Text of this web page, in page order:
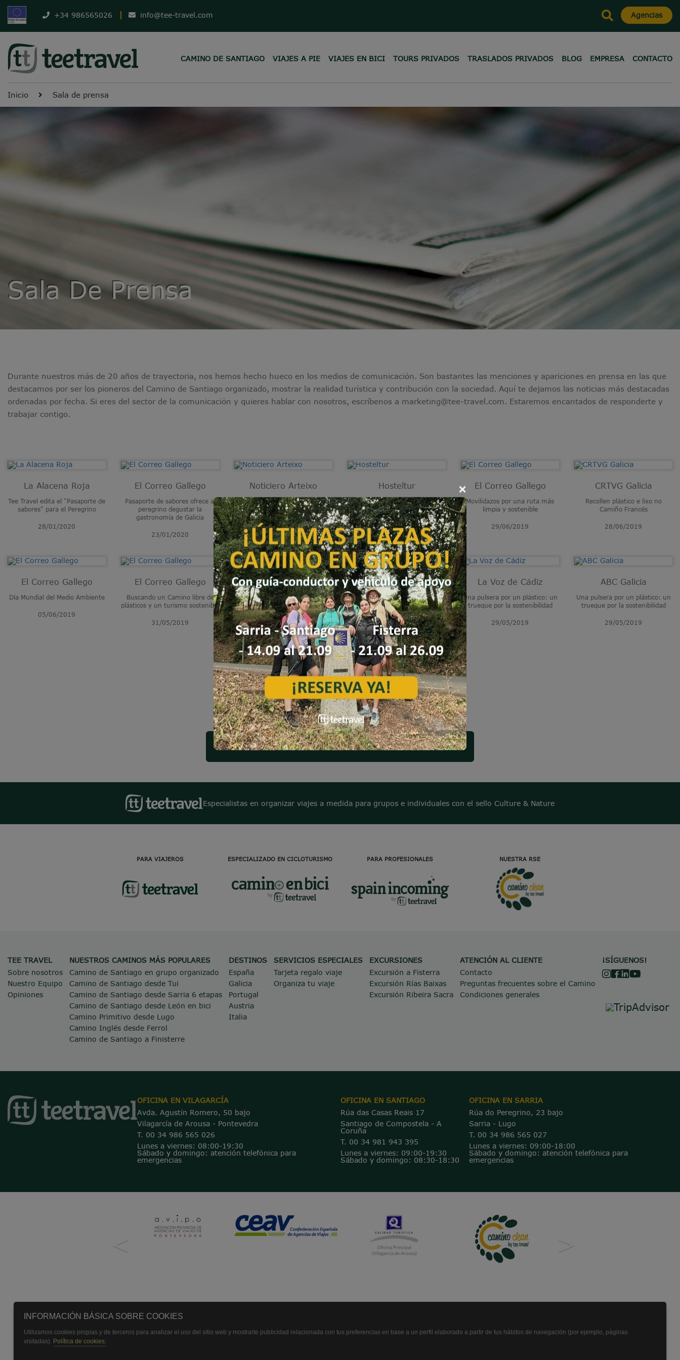
+34 986565026 info@tee-travel.com Agencias
CAMINO DE SANTIAGO VIAJES A PIE VIAJES EN BICI TOURS PRIVADOS TRASLADOS PRIVADOS BLOG EMPRESA CONTACTO
Inicio Sala de prensa
Sala De Prensa
Durante nuestros más de 20 años de trayectoria, nos hemos hecho hueco en los medios de comunicación. Son bastantes las menciones y apariciones en prensa en las que
destacamos por ser los pioneros del Camino de Santiago organizado, mostrar la realidad turística y contribución con la sociedad. Aquí te dejamos las noticias más destacadas
ordenadas por fecha. Si eres del sector de la comunicación y quieres hablar con nosotros, escríbenos a marketing@tee-travel.com. Estaremos encantados de responderte y
trabajar contigo.
La Alacena Roja
Tee Travel edita el "Pasaporte de
sabores" para el Peregrino
28/01/2020
El Correo Gallego
Pasaporte de sabores ofrece al
peregrino degustar la
gastronomía de Galicia
23/01/2020
Noticiero Arteixo
Las luces de Vigo dan brillo al
cielo del Camino de Santiago
20/11/2019
Hosteltur
Tee Travel apuesta por la música
para atraer al turismo
30/10/2019
El Correo Gallego
Movilidazos por una ruta más
limpia y sostenible
29/06/2019
CRTVG Galicia
Recollen plástico e lixo no
Camiño Francés
28/06/2019
El Correo Gallego
Día Mundial del Medio Ambiente
05/06/2019
El Correo Gallego
Buscando un Camino libre de
plásticos y un turismo sostenible
31/05/2019
Radio Camino de
Santiago
Una pulsera por un plástico: un
trueque por la sostenibilidad
29/05/2019
Otra Revista
Una pulsera por un plástico: un
trueque por la sostenibilidad
29/05/2019
La Voz de Cádiz
Una pulsera por un plástico: un
trueque por la sostenibilidad
29/05/2019
ABC Galicia
Una pulsera por un plástico: un
trueque por la sostenibilidad
29/05/2019
< 2 3 4 5 6 7 8 9 10 >
Suscríbete a nuestra Newsletter
Especialistas en organizar viajes a medida para grupos e individuales con el sello Culture & Nature
PARA VIAJEROS ESPECIALIZADO EN CICLOTURISMO PARA PROFESIONALES NUESTRA RSE
TEE TRAVEL
Sobre nosotros
Nuestro Equipo
Opiniones
NUESTROS CAMINOS MÁS POPULARES
Camino de Santiago en grupo organizado
Camino de Santiago desde Tui
Camino de Santiago desde Sarria 6 etapas
Camino de Santiago desde León en bici
Camino Primitivo desde Lugo
Camino Inglés desde Ferrol
Camino de Santiago a Finisterre
DESTINOS
España
Galicia
Portugal
Austria
Italia
SERVICIOS ESPECIALES
Tarjeta regalo viaje
Organiza tu viaje
EXCURSIONES
Excursión a Fisterra
Excursión Rías Baixas
Excursión Ribeira Sacra
ATENCIÓN AL CLIENTE
Contacto
Preguntas frecuentes sobre el Camino
Condiciones generales
¡SÍGUENOS!
OFICINA EN VILAGARCÍA
Avda. Agustín Romero, 50 bajo
Vilagarcía de Arousa - Pontevedra
T. 00 34 986 565 026
Lunes a viernes: 08:00-19:30
Sábado y domingo: atención telefónica para
emergencias
OFICINA EN SANTIAGO
Rúa das Casas Reais 17
Santiago de Compostela - A
Coruña
T. 00 34 981 943 395
Lunes a viernes: 09:00-19:30
Sábado y domingo: 08:30-18:30
OFICINA EN SARRIA
Rúa do Peregrino, 23 bajo
Sarria - Lugo
T. 00 34 986 565 027
Lunes a viernes: 09:00-18:00
Sábado y domingo: atención telefónica para
emergencias
< >
×
INFORMACIÓN BÁSICA SOBRE COOKIES
Utilizamos cookies propias y de terceros para analizar el uso del sitio web y mostrarte publicidad relacionada con tus preferencias en base a un perfil elaborado a partir de tus hábitos de navegación (por ejemplo, páginas
visitadas). Política de cookies.